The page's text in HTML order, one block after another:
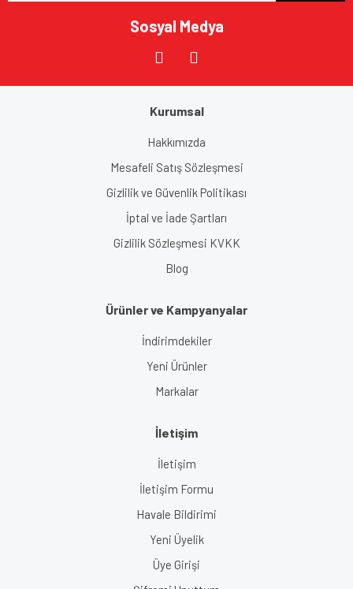
Gönder
Sosyal Medya
Kurumsal
Hakkımızda
Mesafeli Satış Sözleşmesi
Gizlilik ve Güvenlik Politikası
İptal ve İade Şartları
Gizlilik Sözleşmesi KVKK
Blog
Ürünler ve Kampyanyalar
İndirimdekiler
Yeni Ürünler
Markalar
İletişim
İletişim
İletişim Formu
Havale Bildirimi
Yeni Üyelik
Üye Girişi